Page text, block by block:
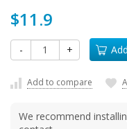
$11.9
- +
Add to compare
We recommend